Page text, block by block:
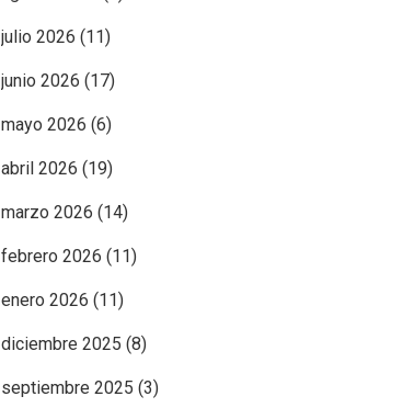
julio 2026 (11)
junio 2026 (17)
mayo 2026 (6)
abril 2026 (19)
marzo 2026 (14)
febrero 2026 (11)
enero 2026 (11)
diciembre 2025 (8)
septiembre 2025 (3)